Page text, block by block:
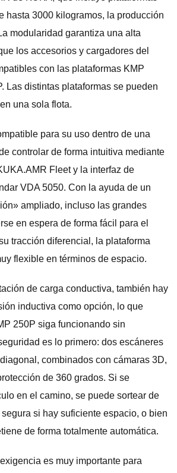
hasta 3000 kilogramos, la producción
modularidad garantiza una alta
los accesorios y cargadores del
con las plataformas KMP
Las distintas plataformas se pueden
una sola flota.
para su uso dentro de una
controlar de forma intuitiva mediante
Fleet y la interfaz de
VDA 5050. Con la ayuda de un
ampliado, incluso las grandes
en espera de forma fácil para el
tracción diferencial, la plataforma
flexible en términos de espacio.
de carga conductiva, también hay
inductiva como opción, lo que
250P siga funcionando sin
es lo primero: dos escáneres
combinados con cámaras 3D,
de 360 grados. Si se
en el camino, se puede sortear de
si hay suficiente espacio, o bien
de forma totalmente automática.
es muy importante para